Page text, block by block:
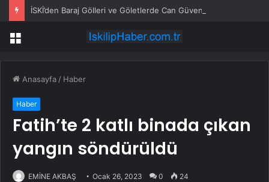
İSKİ’den Baraj Gölleri ve Göletlerde Can Güvenliği Uyarısı
Menü
Anasayfa / Haber
Haber
Fatih’te 2 katlı binada çıkan
yangın söndürüldü
EMİNE AKBAŞ Ocak 26, 2023 0 24